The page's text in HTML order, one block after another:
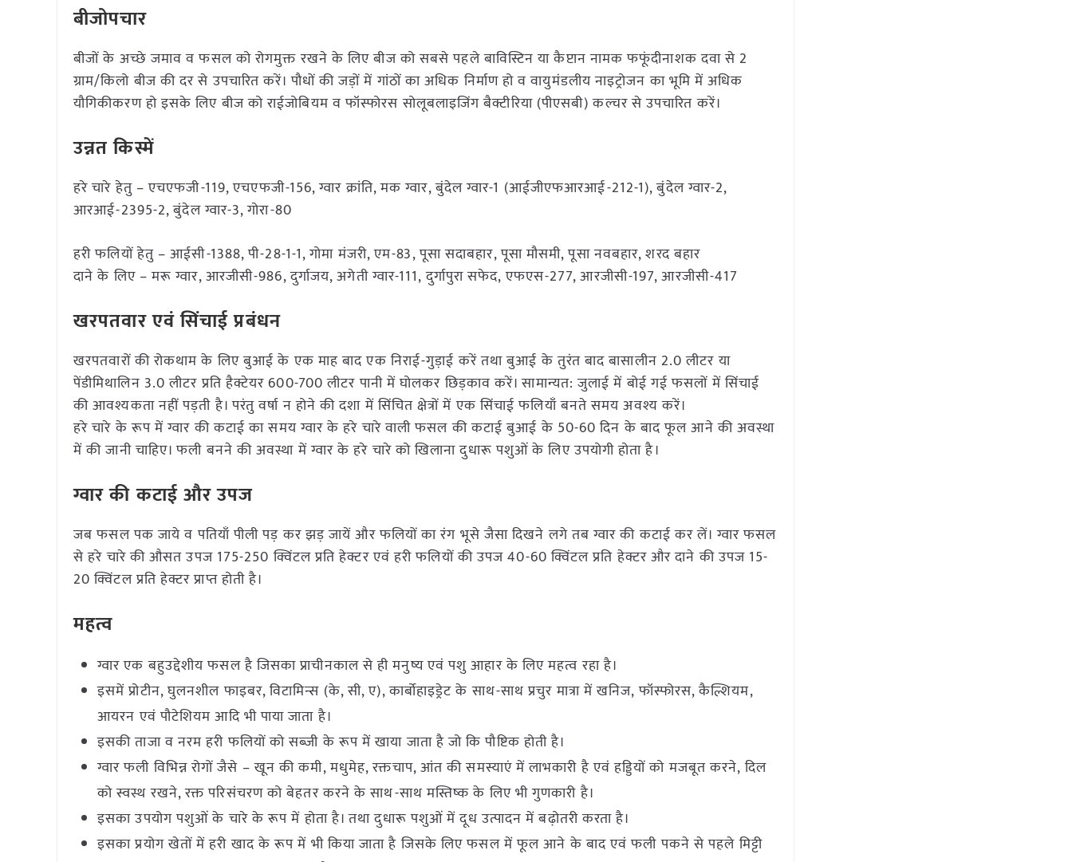
बीजोपचार
बीजों के अच्छे जमाव व फसल को रोगमुक्त रखने के लिए बीज को सबसे पहले बाविस्टिन या कैप्टान नामक फफूंदीनाशक दवा से 2
ग्राम/किलो बीज की दर से उपचारित करें। पौधों की जड़ों में गांठों का अधिक निर्माण हो व वायुमंडलीय नाइट्रोजन का भूमि में अधिक
यौगिकीकरण हो इसके लिए बीज को राईजोबियम व फॉस्फोरस सोलूबलाइजिंग बैक्टीरिया (पीएसबी) कल्चर से उपचारित करें।
उन्नत किस्में
हरे चारे हेतु – एचएफजी-119, एचएफजी-156, ग्वार क्रांति, मक ग्वार, बुंदेल ग्वार-1 (आईजीएफआरआई-212-1), बुंदेल ग्वार-2,
आरआई-2395-2, बुंदेल ग्वार-3, गोरा-80
हरी फलियों हेतु – आईसी-1388, पी-28-1-1, गोमा मंजरी, एम-83, पूसा सदाबहार, पूसा मौसमी, पूसा नवबहार, शरद बहार
दाने के लिए – मरू ग्वार, आरजीसी-986, दुर्गाजय, अगेती ग्वार-111, दुर्गापुरा सफेद, एफएस-277, आरजीसी-197, आरजीसी-417
खरपतवार एवं सिंचाई प्रबंधन
खरपतवारों की रोकथाम के लिए बुआई के एक माह बाद एक निराई-गुड़ाई करें तथा बुआई के तुरंत बाद बासालीन 2.0 लीटर या
पेंडीमिथालिन 3.0 लीटर प्रति हैक्टेयर 600-700 लीटर पानी में घोलकर छिड़काव करें। सामान्यत: जुलाई में बोई गई फसलों में सिंचाई
की आवश्यकता नहीं पड़ती है। परंतु वर्षा न होने की दशा में सिंचित क्षेत्रों में एक सिंचाई फलियाँ बनते समय अवश्य करें।
हरे चारे के रूप में ग्वार की कटाई का समय ग्वार के हरे चारे वाली फसल की कटाई बुआई के 50-60 दिन के बाद फूल आने की अवस्था
में की जानी चाहिए। फली बनने की अवस्था में ग्वार के हरे चारे को खिलाना दुधारू पशुओं के लिए उपयोगी होता है।
ग्वार की कटाई और उपज
जब फसल पक जाये व पतियाँ पीली पड़ कर झड़ जायें और फलियों का रंग भूसे जैसा दिखने लगे तब ग्वार की कटाई कर लें। ग्वार फसल
से हरे चारे की औसत उपज 175-250 क्विंटल प्रति हेक्टर एवं हरी फलियों की उपज 40-60 क्विंटल प्रति हेक्टर और दाने की उपज 15-
20 क्विंटल प्रति हेक्टर प्राप्त होती है।
महत्व
ग्वार एक बहुउद्देशीय फसल है जिसका प्राचीनकाल से ही मनुष्य एवं पशु आहार के लिए महत्व रहा है।
इसमें प्रोटीन, घुलनशील फाइबर, विटामिन्स (के, सी, ए), कार्बोहाइड्रेट के साथ-साथ प्रचुर मात्रा में खनिज, फॉस्फोरस, कैल्शियम,
आयरन एवं पौटेशियम आदि भी पाया जाता है।
इसकी ताजा व नरम हरी फलियों को सब्जी के रूप में खाया जाता है जो कि पौष्टिक होती है।
ग्वार फली विभिन्न रोगों जैसे – खून की कमी, मधुमेह, रक्तचाप, आंत की समस्याएं में लाभकारी है एवं हड्डियों को मजबूत करने, दिल
को स्वस्थ रखने, रक्त परिसंचरण को बेहतर करने के साथ-साथ मस्तिष्क के लिए भी गुणकारी है।
इसका उपयोग पशुओं के चारे के रूप में होता है। तथा दुधारू पशुओं में दूध उत्पादन में बढ़ोतरी करता है।
इसका प्रयोग खेतों में हरी खाद के रूप में भी किया जाता है जिसके लिए फसल में फूल आने के बाद एवं फली पकने से पहले मिट्टी